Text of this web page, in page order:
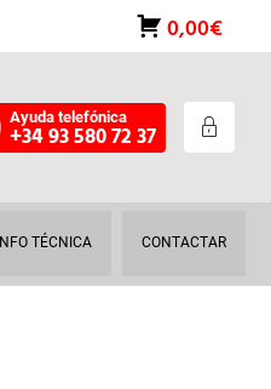
0,00€
Ayuda telefónica
+34 93 580 72 37
INFO TÉCNICA CONTACTAR